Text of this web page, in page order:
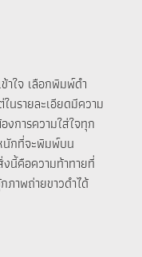
าใจ เลือกพิมพ์ดำ
นรายละเอียดมีความ
การความใส่ใจทุก
นักที่จะพิมพ์บน
นี้คือความท้าทายที่
ภาพถ่ายขาวดำได้